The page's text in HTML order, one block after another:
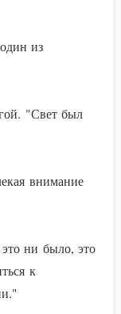
из
"Свет был
внимание
ни было, это
к